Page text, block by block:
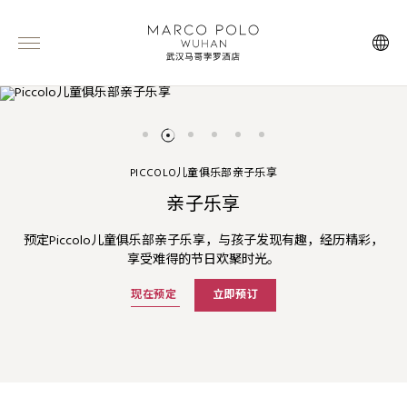
夏日畅享
官网预订可享高达75折的含早餐房价及夏季主题菜单人民币105元
餐饮消费额度。
探索更多 立即预订
PICCOLO儿童俱乐部亲子乐享
亲子乐享
预定Piccolo儿童俱乐部亲子乐享，与孩子发现有趣，经历精彩，
享受难得的节日欢聚时光。
现在预定 立即预订
粤式点心任点任食
萃香中餐厅的广式点心任点任食，让你大快朵颐。
了解更多 立即预订
马哥孛罗梦想婚礼
独享十米空高宴会厅和新娘化妆间，为您的大日子创造隽永回忆。
了解更多 索取计划书
沁蓝夏果双人下午茶
以清新海风与季节鲜果为灵感，邂逅一整个夏日的甜蜜与惬意。
了解更多 立即预订
三倍「亚洲万里通」里数
预订马哥孛罗酒店「夏日畅享」套餐即享三倍「亚洲万里通」里数
及更多礼遇。
探索更多 立即预订